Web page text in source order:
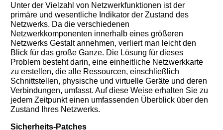
Unter der Vielzahl von Netzwerkfunktionen ist der
primäre und wesentliche Indikator der Zustand des
Netzwerks. Da die verschiedenen
Netzwerkkomponenten innerhalb eines größeren
Netzwerks Gestalt annehmen, verliert man leicht den
Blick für das große Ganze. Die Lösung für dieses
Problem besteht darin, eine einheitliche Netzwerkkarte
zu erstellen, die alle Ressourcen, einschließlich
Schnittstellen, physische und virtuelle Geräte und deren
Verbindungen, umfasst. Auf diese Weise erhalten Sie zu
jedem Zeitpunkt einen umfassenden Überblick über den
Zustand Ihres Netzwerks.
Sicherheits-Patches